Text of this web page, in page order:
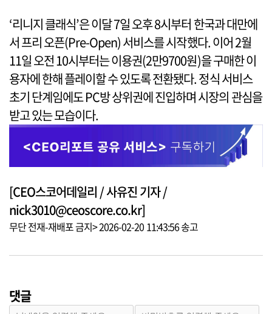
‘리니지 클래식’은 이달 7일 오후 8시부터 한국과 대만에
서 프리 오픈(Pre-Open) 서비스를 시작했다. 이어 2월
11일 오전 10시부터는 이용권(2만9700원)을 구매한 이
용자에 한해 플레이할 수 있도록 전환됐다. 정식 서비스
초기 단계임에도 PC방 상위권에 진입하며 시장의 관심을
받고 있는 모습이다.
[CEO스코어데일리 / 사유진 기자 /
nick3010@ceoscore.co.kr]
무단 전재-재배포 금지> 2026-02-20 11:43:56 송고
댓글